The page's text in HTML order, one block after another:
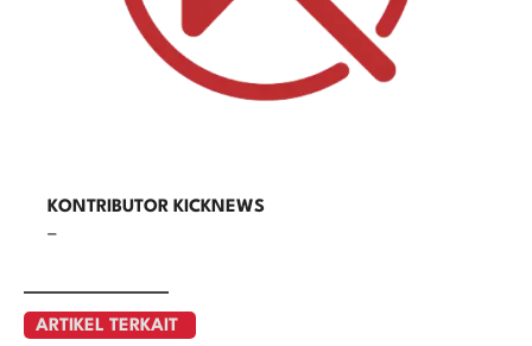
KONTRIBUTOR KICKNEWS
–
ARTIKEL TERKAIT